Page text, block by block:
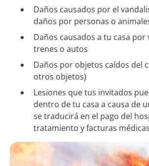
Daños causados por el
daños por personas o
Daños causados a tu casa
trenes o autos
Daños por objetos caídos del
otros objetos)
Lesiones que tus invitados
dentro de tu casa a causa de
se traducirá en el pago del
tratamiento y facturas médicas